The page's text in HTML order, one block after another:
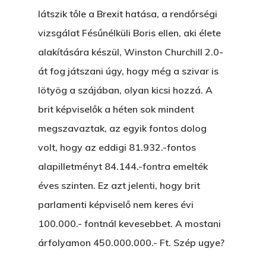
látszik tőle a Brexit hatása, a rendőrségi
vizsgálat Fésűnélküli Boris ellen, aki élete
alakítására készül, Winston Churchill 2.0-
át fog játszani úgy, hogy még a szivar is
lötyög a szájában, olyan kicsi hozzá. A
brit képviselők a héten sok mindent
megszavaztak, az egyik fontos dolog
volt, hogy az eddigi 81.932.-fontos
alapilletményt 84.144.-fontra emelték
éves szinten. Ez azt jelenti, hogy brit
parlamenti képviselő nem keres évi
100.000.- fontnál kevesebbet. A mostani
árfolyamon 450.000.000.- Ft. Szép ugye?
Történetek
Akkor És Ott
Nem Szégyen Az
És Akkor A Balta
A Pitli
Pofád, Az Van!
Ment A Hűtlen
Bakker Gyuri
Hírek
Wow Look At This!
This is an optional,
customizable off canvas
The Castle
Unit 345
2500 Castle Dr